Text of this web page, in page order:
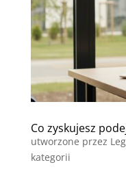
Co zyskujesz
utworzone przez
kategorii